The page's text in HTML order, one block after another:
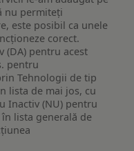
nu permiteți
este posibil ca unele
corect.
(DA) pentru acest
pentru
Tehnologii de tip
lista de mai jos, cu
Inactiv (NU) pentru
lista generală de